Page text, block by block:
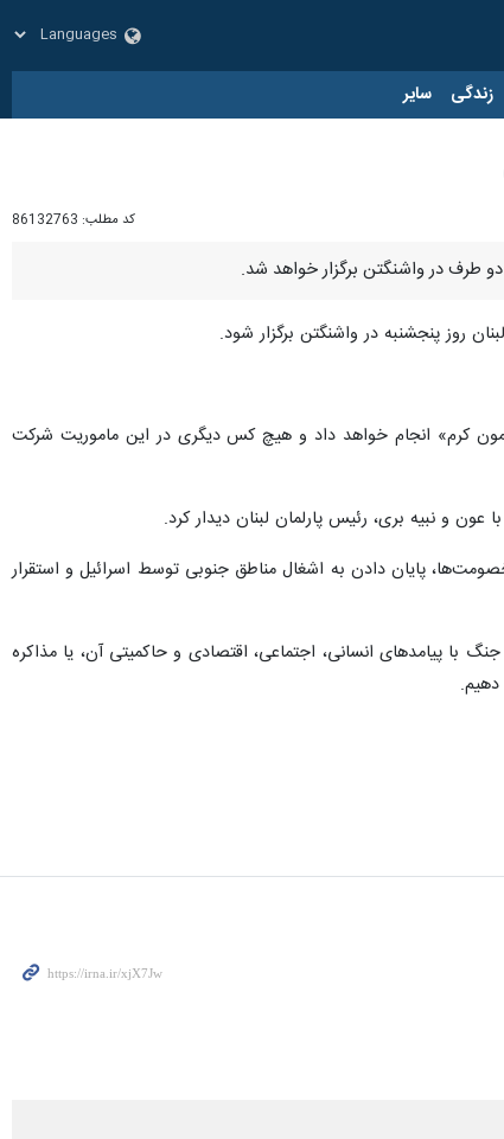
زندگی سایر
کد مطلب: 86132763
طرف در واشنگتن برگزار خواهد شد.
کرم» انجام خواهد داد و هیچ کس دیگری در این ماموریت شرکت
پایان دادن به اشغال مناطق جنوبی توسط اسرائیل و استقرار
با پیامدهای انسانی، اجتماعی، اقتصادی و حاکمیتی آن، یا مذاکره
دهیم.